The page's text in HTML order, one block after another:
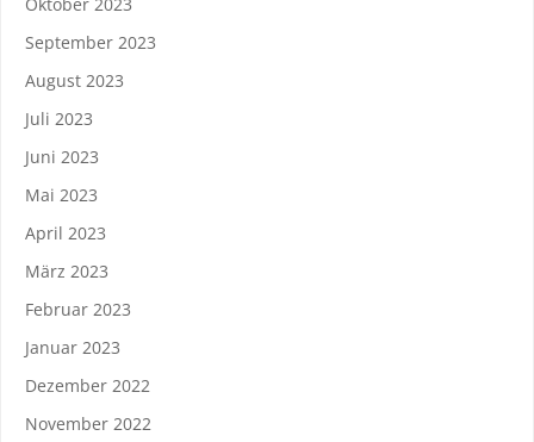
September 2023
August 2023
Juli 2023
Juni 2023
Mai 2023
April 2023
März 2023
Februar 2023
Januar 2023
Dezember 2022
November 2022